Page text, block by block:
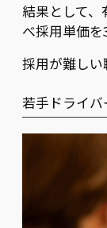
結果として
べ採用単価を
採用が難しい
若手ドライ